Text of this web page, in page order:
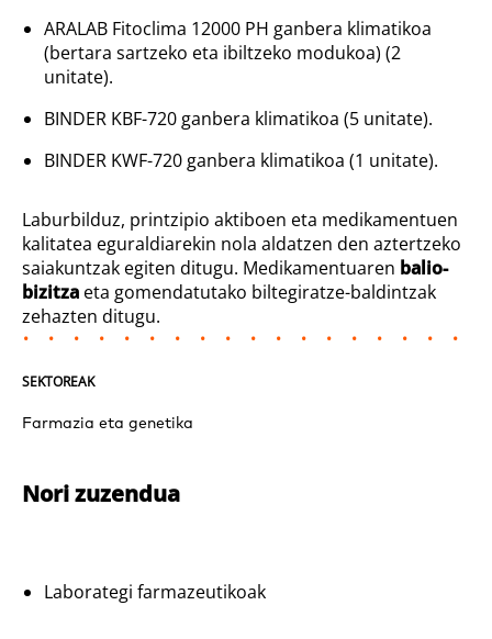
ARALAB Fitoclima 12000 PH ganbera klimatikoa
(bertara sartzeko eta ibiltzeko modukoa) (2
unitate).
BINDER KBF-720 ganbera klimatikoa (5 unitate).
BINDER KWF-720 ganbera klimatikoa (1 unitate).
Laburbilduz, printzipio aktiboen eta medikamentuen
kalitatea eguraldiarekin nola aldatzen den aztertzeko
saiakuntzak egiten ditugu. Medikamentuaren balio-
bizitza eta gomendatutako biltegiratze-baldintzak
zehazten ditugu.
SEKTOREAK
Farmazia eta genetika
Nori zuzendua
Laborategi farmazeutikoak